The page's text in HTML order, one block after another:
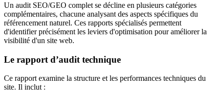
Un audit SEO/GEO complet se décline en plusieurs catégories
complémentaires, chacune analysant des aspects spécifiques du
référencement naturel. Ces rapports spécialisés permettent
d'identifier précisément les leviers d'optimisation pour améliorer la
visibilité d'un site web.
Le rapport d’audit technique
Ce rapport examine la structure et les performances techniques du
site. Il inclut :